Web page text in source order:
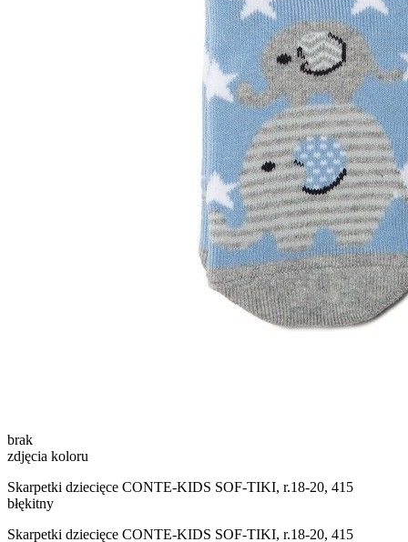
brak
zdjęcia koloru
Skarpetki dziecięce CONTE-KIDS SOF-TIKI, r.18-20, 415
błękitny
Skarpetki dziecięce CONTE-KIDS SOF-TIKI, r.18-20, 415